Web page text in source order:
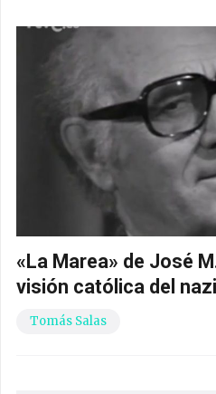
«La Marea» de José
visión católica del
Tomás Salas